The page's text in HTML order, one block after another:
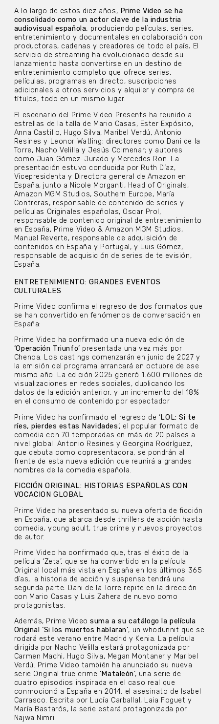
A lo largo de estos diez años, Prime Video se ha
consolidado como un actor clave de la industria
audiovisual española, produciendo películas, series,
entretenimiento y documentales en colaboración con
productoras, cadenas y creadores de todo el país. El
servicio de streaming ha evolucionado desde su
lanzamiento hasta convertirse en un destino de
entretenimiento completo que ofrece series,
películas, programas en directo, suscripciones
adicionales a otros servicios y alquiler y compra de
títulos, todo en un mismo lugar.
El escenario del Prime Video Presents ha reunido a
estrellas de la talla de Mario Casas, Ester Expósito,
Anna Castillo, Hugo Silva, Maribel Verdú, Antonio
Resines y Leonor Watling; directores como Dani de la
Torre, Nacho Velilla y Jesús Colmenar; y autores
como Juan Gómez-Jurado y Mercedes Ron. La
presentación estuvo conducida por Ruth Díaz,
Vicepresidenta y Directora general de Amazon en
España, junto a Nicole Morganti, Head of Originals,
Amazon MGM Studios, Southern Europe, María
Contreras, responsable de contenido de series y
películas Originales españolas, Oscar Prol,
responsable de contenido original de entretenimiento
en España, Prime Video & Amazon MGM Studios,
Manuel Reverte, responsable de adquisición de
contenidos en España y Portugal, y Luis Gómez,
responsable de adquisición de series de televisión,
España.
ENTRETENIMIENTO: GRANDES EVENTOS
CULTURALES
Prime Video confirma el regreso de dos formatos que
se han convertido en fenómenos de conversación en
España:
Prime Video ha confirmado una nueva edición de
‘Operación Triunfo’ presentada una vez más por
Chenoa. Los castings comenzarán en junio de 2027 y
la emisión del programa arrancará en octubre de ese
mismo año. La edición 2025 generó 1.600 millones de
visualizaciones en redes sociales, duplicando los
datos de la edición anterior, y un incremento del 18%
en el consumo de contenido por espectador
Prime Video ha confirmado el regreso de ‘LOL: Si te
ríes, pierdes estas Navidades‘, el popular formato de
comedia con 70 temporadas en más de 20 países a
nivel global. Antonio Resines y Georgina Rodríguez,
que debuta como copresentadora, se pondrán al
frente de esta nueva edición que reunirá a grandes
nombres de la comedia española.
FICCIÓN ORIGINAL: HISTORIAS ESPAÑOLAS CON
VOCACION GLOBAL
Prime Video ha presentado su nueva oferta de ficción
en España, que abarca desde thrillers de acción hasta
comedia, young adult, true crime y nuevos proyectos
de autor.
Prime Video ha confirmado que, tras el éxito de la
película ‘Zeta’, que se ha convertido en la película
Original local más vista en España en los últimos 365
días, la historia de acción y suspense tendrá una
segunda parte. Dani de la Torre repite en la dirección
con Mario Casas y Luis Zahera de nuevo como
protagonistas.
Además, Prime Videosuma a su catálogo la película
Original ‘Si los muertos hablaran’, un whodunnit que se
rodará este verano entre Madrid y Kenia. La película
dirigida por Nacho Velilla estará protagonizada por
Carmen Machi, Hugo Silva, Megan Montaner y Maribel
Verdú. Prime Video también ha anunciado su nueva
serie Original true crime ‘Mataleón‘, una serie de
cuatro episodios inspirada en el caso real que
conmocionó a España en 2014: el asesinato de Isabel
Carrasco. Escrita por Lucía Carballal, Laia Foguet y
María Bastarós, la serie estará protagonizada por
Najwa Nimri.